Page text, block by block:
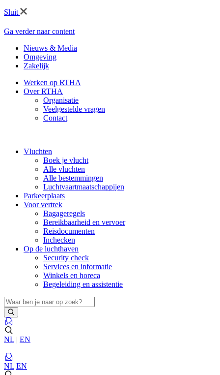
Sluit
Ga verder naar content
Nieuws & Media
Omgeving
Zakelijk
Werken op RTHA
Over RTHA
Organisatie
Veelgestelde vragen
Contact
Vluchten
Boek je vlucht
Alle vluchten
Alle bestemmingen
Luchtvaartmaatschappijen
Parkeerplaats
Voor vertrek
Bagageregels
Bereikbaarheid en vervoer
Reisdocumenten
Inchecken
Op de luchthaven
Security check
Services en informatie
Winkels en horeca
Begeleiding en assistentie
NL | EN
NL EN